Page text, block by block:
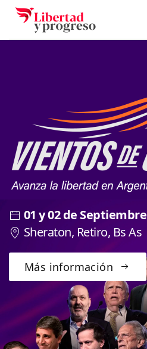
Skip to main content
01 y 02 de Septiembre
Sheraton, Retiro, Bs As
Más información